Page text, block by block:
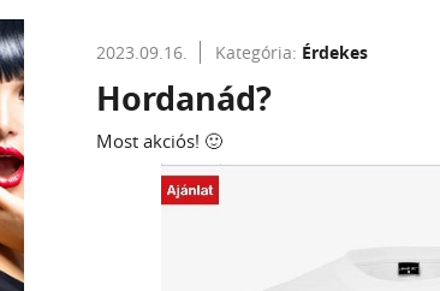
2023.09.16. Kategória: Érdekes
Hordanád?
Most akciós! 🙂